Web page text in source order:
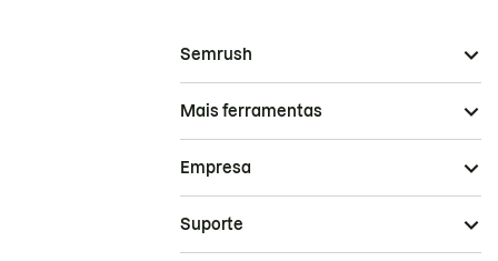
Semrush
Mais ferramentas
Empresa
Suporte